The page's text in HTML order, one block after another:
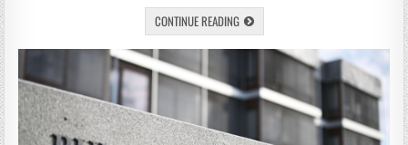
CONTINUE READING